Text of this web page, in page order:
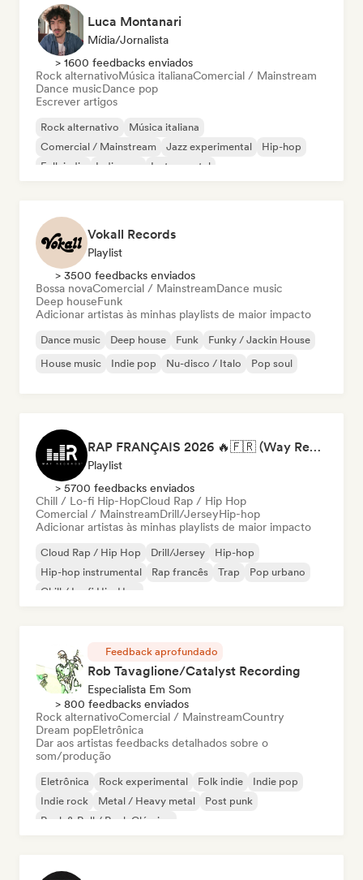
Luca Montanari
Mídia/Jornalista
> 1600 feedbacks enviados
Rock alternativoMúsica italianaComercial / Mainstream
Dance musicDance pop
Escrever artigos
Rock alternativo
Música italiana
Comercial / Mainstream
Jazz experimental
Hip-hop
Folk indie
Indie pop Instrumental
Vokall Records
Playlist
> 3500 feedbacks enviados
Bossa novaComercial / MainstreamDance music
Deep houseFunk
Adicionar artistas às minhas playlists de maior impacto
Dance music Deep house Funk
Funky / Jackin House
House music
Indie pop Nu-disco / Italo Pop soul
RAP FRANÇAIS 2026 🔥🇫🇷 (Way Records)
Playlist
> 5700 feedbacks enviados
Chill / Lo-fi Hip-HopCloud Rap / Hip Hop
Comercial / MainstreamDrill/JerseyHip-hop
Adicionar artistas às minhas playlists de maior impacto
Cloud Rap / Hip Hop Drill/Jersey
Hip-hop
Hip-hop instrumental
Rap francês Trap
Pop urbano
Chill / Lo-fi Hip-Hop
Feedback aprofundado
Rob Tavaglione/Catalyst Recording
Especialista Em Som
> 800 feedbacks enviados
Rock alternativoComercial / MainstreamCountry
Dream popEletrônica
Dar aos artistas feedbacks detalhados sobre o
som/produção
Eletrônica Rock experimental Folk indie
Indie pop
Indie rock
Metal / Heavy metal
Post punk
Rock & Roll / Rock Clássico